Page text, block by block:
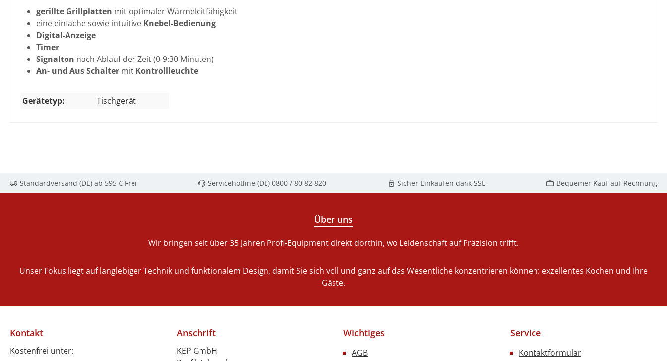
gerillte Grillplatten mit optimaler Wärmeleitfähigkeit
eine einfache sowie intuitive Knebel-Bedienung
Digital-Anzeige
Timer
Signalton nach Ablauf der Zeit (0-9:30 Minuten)
An- und Aus Schalter mit Kontrollleuchte
Gerätetyp: Tischgerät
Standardversand (DE) ab 595 € Frei Servicehotline (DE) 0800 / 80 82 820 Sicher Einkaufen dank SSL Bequemer Kauf auf Rechnung
Über uns
Wir bringen seit über 35 Jahren Profi-Equipment direkt dorthin, wo Leidenschaft auf Präzision trifft.
Unser Fokus liegt auf langlebiger Technik und funktionalem Design, damit Sie sich voll und ganz auf das Wesentliche konzentrieren können: exzellentes Kochen und Ihre
Gäste.
Kontakt
Kostenfrei unter:
Anschrift
KEP GmbH
Wichtiges
AGB
Service
Kontaktformular